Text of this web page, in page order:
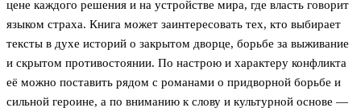
цене каждого решения и на устройстве мира, где власть говорит
языком страха. Книга может заинтересовать тех, кто выбирает
тексты в духе историй о закрытом дворце, борьбе за выживание
и скрытом противостоянии. По настрою и характеру конфликта
её можно поставить рядом с романами о придворной борьбе и
сильной героине, а по вниманию к слову и культурной основе —